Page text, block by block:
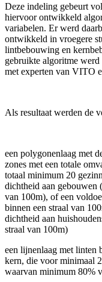
Deze indeling gebeurt
hiervoor ontwikkeld
variabelen. Er werd
ontwikkeld in vroegere
lintbebouwing en
gebruikte algoritme werd
met experten van VITO
Als resultaat werden de
een polygonenlaag met
zones met een totale
totaal minimum 20
dichtheid aan gebouwen
van 100m), of een
binnen een straal van
dichtheid aan
straal van 100m)
een lijnenlaag met linten
kern, die voor minimaal
waarvan minimum 80%